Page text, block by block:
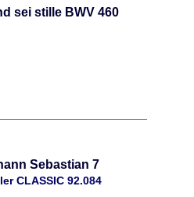
sei stille BWV 460
Sebastian 7
CLASSIC 92.084